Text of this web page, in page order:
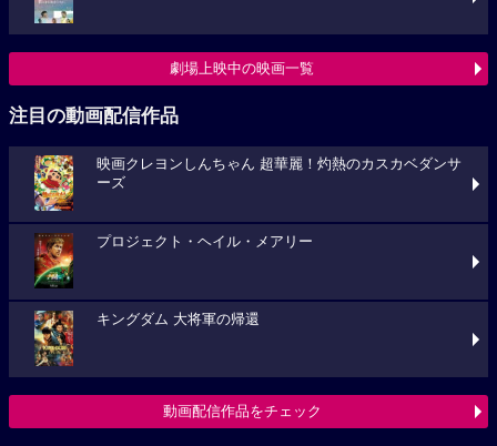
劇場上映中の映画一覧
注目の動画配信作品
映画クレヨンしんちゃん 超華麗！灼熱のカスカベダンサ
ーズ
プロジェクト・ヘイル・メアリー
キングダム 大将軍の帰還
動画配信作品をチェック